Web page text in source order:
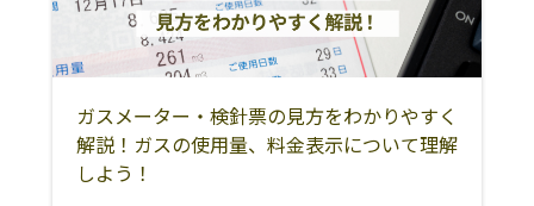
稲敷郡美浦村
稲敷郡阿見町
稲敷郡河内町
北相馬郡利根町
筑西市
下妻市
常総市
桜川市
結城市
古河市
ガスメーター・検針票の見方をわかりやすく
解説！ガスの使用量、料金表示について理解
しよう！